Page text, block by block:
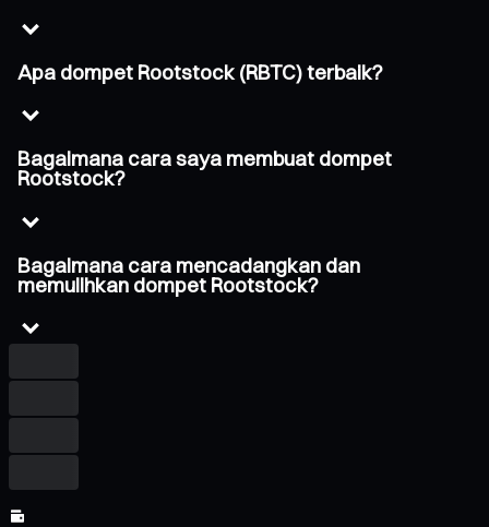
Apa dompet Rootstock (RBTC) terbaik?
Bagaimana cara saya membuat dompet
Rootstock?
Bagaimana cara mencadangkan dan
memulihkan dompet Rootstock?